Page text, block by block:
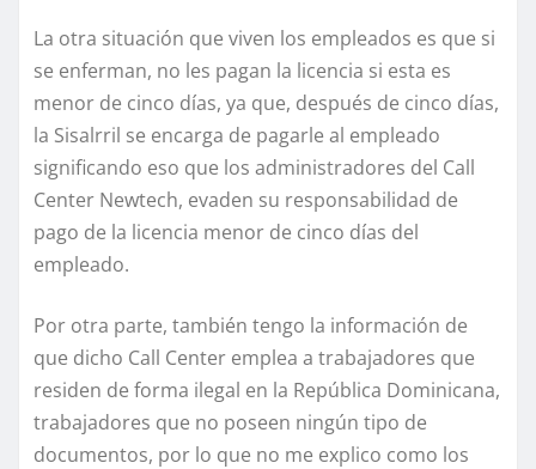
La otra situación que viven los empleados es que si
se enferman, no les pagan la licencia si esta es
menor de cinco días, ya que, después de cinco días,
la Sisalrril se encarga de pagarle al empleado
significando eso que los administradores del Call
Center Newtech, evaden su responsabilidad de
pago de la licencia menor de cinco días del
empleado.
Por otra parte, también tengo la información de
que dicho Call Center emplea a trabajadores que
residen de forma ilegal en la República Dominicana,
trabajadores que no poseen ningún tipo de
documentos, por lo que no me explico como los